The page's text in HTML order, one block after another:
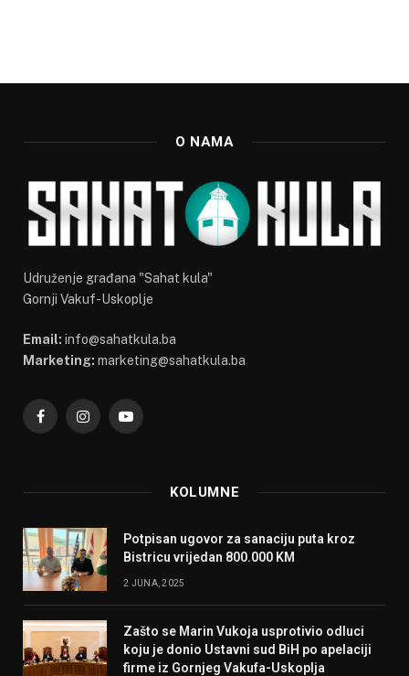
O NAMA
Udruženje građana "Sahat kula"
Gornji Vakuf-Uskoplje
Email: info@sahatkula.ba
Marketing: marketing@sahatkula.ba
FacebookInstagramYouTube
KOLUMNE
Potpisan ugovor za sanaciju puta kroz
Bistricu vrijedan 800.000 KM
2 JUNA, 2025
Zašto se Marin Vukoja usprotivio odluci
koju je donio Ustavni sud BiH po apelaciji
firme iz Gornjeg Vakufa-Uskoplja